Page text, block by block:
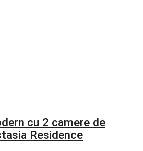
cu 2 camere de
Residence